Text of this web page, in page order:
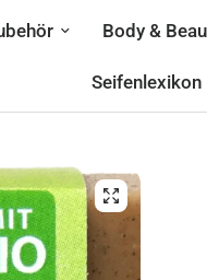
Body &
Seifenlexikon